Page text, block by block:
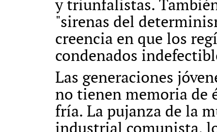
y triunfalistas.
"sirenas del
creencia en que los
condenados
Las generaciones
no tienen memoria de
fría. La pujanza de la